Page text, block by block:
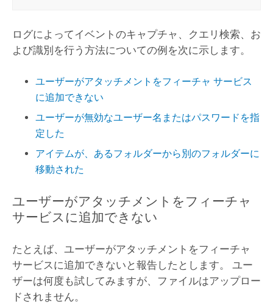
ログによってイベントのキャプチャ、クエリ検索、お
よび識別を行う方法についての例を次に示します。
ユーザーがアタッチメントをフィーチャ サービス
に追加できない
ユーザーが無効なユーザー名またはパスワードを指
定した
アイテムが、あるフォルダーから別のフォルダーに
移動された
ユーザーがアタッチメントをフィーチャ
サービスに追加できない
たとえば、ユーザーがアタッチメントをフィーチャ
サービスに追加できないと報告したとします。 ユー
ザーは何度も試してみますが、ファイルはアップロー
ドされません。